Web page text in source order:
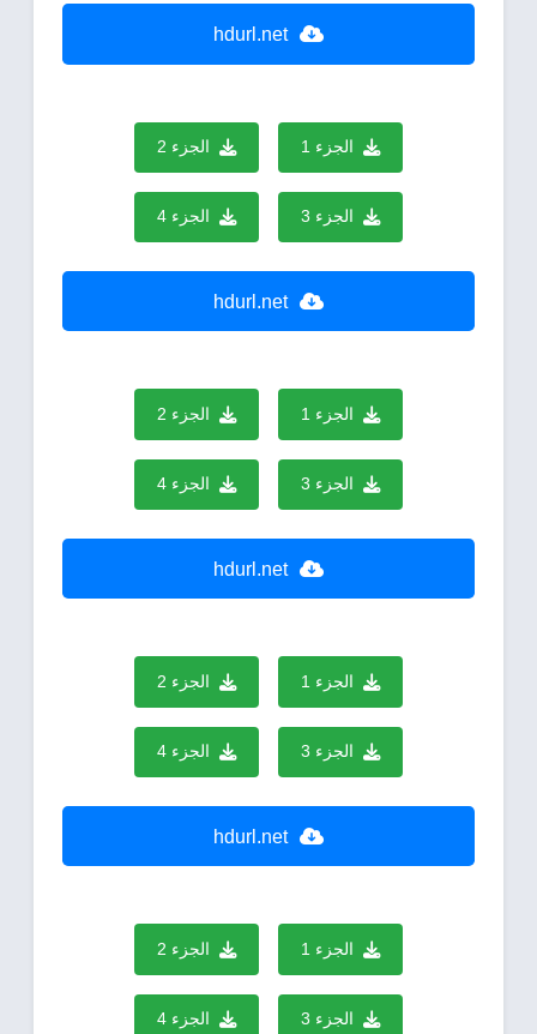
hdurl.net
الجزء 1 الجزء 2
الجزء 3 الجزء 4
hdurl.net
الجزء 1 الجزء 2
الجزء 3 الجزء 4
hdurl.net
الجزء 1 الجزء 2
الجزء 3 الجزء 4
hdurl.net
الجزء 1 الجزء 2
الجزء 3 الجزء 4